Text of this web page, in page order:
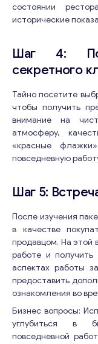
состоянии
исторические
Шаг 4:
секретного
Тайно посетите
чтобы получить
внимание на
атмосферу,
«красные
повседневную
Шаг 5:
После изучения
в качестве
продавцом. На этой
работе и получить
аспектах работы
предоставить
ознакомления во
Бизнес вопросы:
углубиться в
повседневной